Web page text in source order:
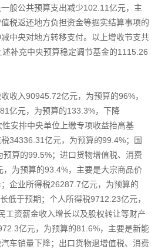
般公共预算支出减少102.11亿元，主
税返还地方负担资金等据实结算事项的
中央对地方转移支付。以上增收节支共
补充中央预算稳定调节基金的1115.26
收入90945.72亿元，为预算的96%，
亿元，为预算的133.3%，下降
安排中央单位上缴专项收益抬高基
34336.31亿元，为预算的99.4%；国
算的99.5%；进口货物增值税、消费
为预算的93.4%，主要是大宗商品价
企业所得税26287.7亿元，为预算的
低于预期；个人所得税9712.23亿元，
工资薪金收入增长以及股权转让等财产
亿元，为预算的81.6%，主要是新能
车销量下降；出口货物退增值税、消费